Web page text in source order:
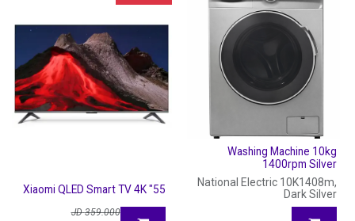
Washing Machine 10kg
1400rpm Silver
National Electric 10K1408m,
Dark Silver
55" Xiaomi QLED Smart TV 4K
359.000
JD